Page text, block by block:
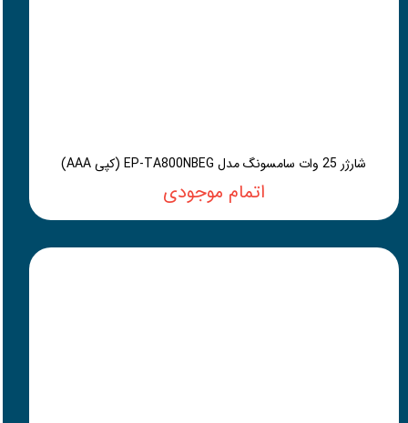
شارژر 25 وات سامسونگ مدل EP-TA800NBEG (کپی AAA)
اتمام موجودی